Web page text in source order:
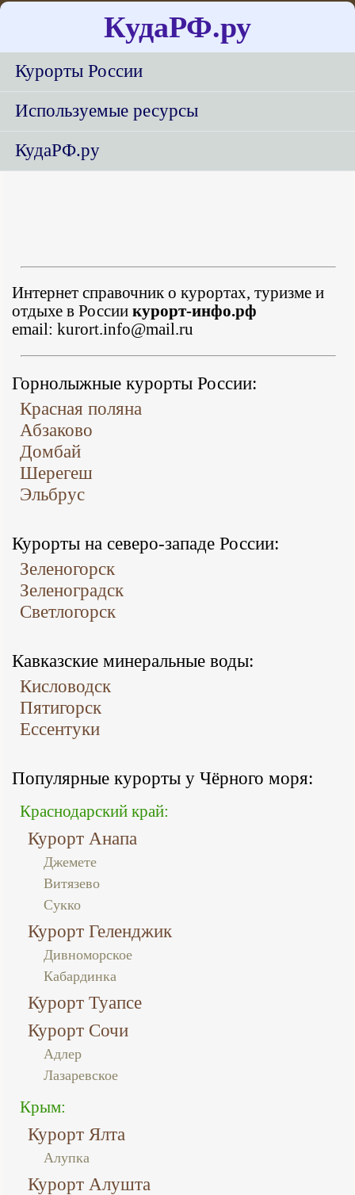
КудаРФ.ру
Курорты России
Используемые ресурсы
КудаРФ.ру
Интернет справочник о курортах, туризме и
отдыхе в России курорт-инфо.рф
email: kurort.info@mail.ru
Горнолыжные курорты России:
Красная поляна
Абзаково
Домбай
Шерегеш
Эльбрус
Курорты на северо-западе России:
Зеленогорск
Зеленоградск
Светлогорск
Кавказские минеральные воды:
Кисловодск
Пятигорск
Ессентуки
Популярные курорты у Чёрного моря:
Краснодарский край:
Курорт Анапа
Джемете
Витязево
Сукко
Курорт Геленджик
Дивноморское
Кабардинка
Курорт Туапсе
Курорт Сочи
Адлер
Лазаревское
Крым:
Курорт Ялта
Алупка
Курорт Алушта